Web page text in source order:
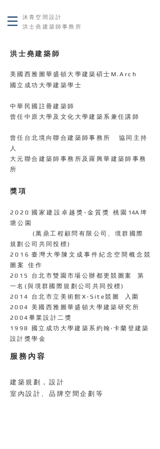
洪士堯建築師
美國西雅圖華盛頓大學建築碩士M.Arch
國立成功大學建築學士
中華民國註冊建築師
曾任中原大學及文化大學建築系兼任講師
曾任台北境向聯合建築師事務所 協同主持
人
大元聯合建築師事務所及羅興華建築師事務
所
獎項
2 0 2 0 國 家 建 設 卓 越 獎 - 金 質 獎 桃 園 14A 埤
塘 公 園
(萬鼎工程顧問有限公司、境群國際
規劃公司共同投標)
2 0 1 6 臺 灣 大 學 陳 文 成 事 件 紀 念 空 間 概 念 競
圖 案 佳 作
2015 台北市雙園市場公辦都更競圖案 第
一名(與境群國際規劃公司共同投標)
2014 台北市立美術館X-Site競圖 入圍
2004 美國西雅圖華盛頓大學建築研究所
2004畢業設計二獎
1998 國立成功大學建築系約翰‧卡蘭登建築
設計獎學金
服務內容
建築規劃，設計
室內設計、 品牌空間企劃等